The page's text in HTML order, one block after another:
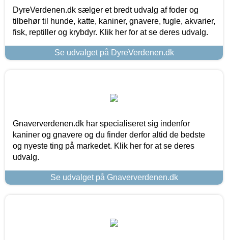
DyreVerdenen.dk sælger et bredt udvalg af foder og
tilbehør til hunde, katte, kaniner, gnavere, fugle, akvarier,
fisk, reptiller og krybdyr. Klik her for at se deres udvalg.
Se udvalget på DyreVerdenen.dk
Gnaververdenen.dk har specialiseret sig indenfor
kaniner og gnavere og du finder derfor altid de bedste
og nyeste ting på markedet. Klik her for at se deres
udvalg.
Se udvalget på Gnaververdenen.dk